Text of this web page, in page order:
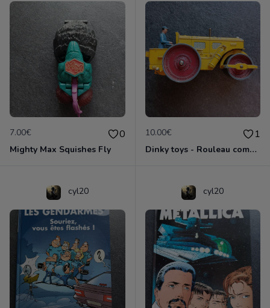
7.00€ 0
Mighty Max Squishes Fly
10.00€ 1
Dinky toys - Rouleau compresseur - Richier 90A
cyl20 cyl20